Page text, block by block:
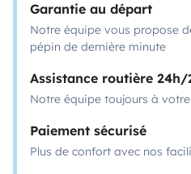
Garantie au départ
Notre équipe vous propose
pépin de dernière minute
Assistance routière
Notre équipe toujours à
Paiement sécurisé
Plus de confort avec nos